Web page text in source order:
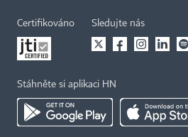
Certifikováno Sledujte nás
Stáhněte si aplikaci HN